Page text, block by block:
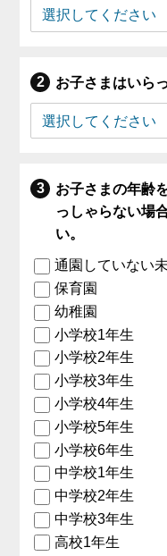
お子さまはいら
お子さまの年齢
っしゃらない場
い。
通園していない
保育園
幼稚園
小学校1年生
小学校2年生
小学校3年生
小学校4年生
小学校5年生
小学校6年生
中学校1年生
中学校2年生
中学校3年生
高校1年生